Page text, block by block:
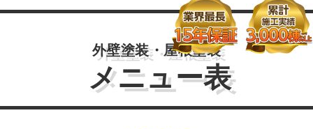
外壁塗装・屋根塗装
メニュー表